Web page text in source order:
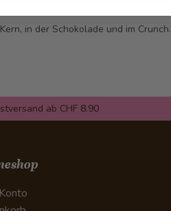
in der Schokolade und im Crunch.
ab CHF 8.90